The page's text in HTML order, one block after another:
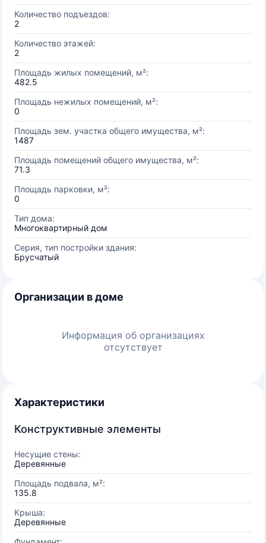
Количество подъездов:
2
Количество этажей:
2
Площадь жилых помещений, м²:
482.5
Площадь нежилых помещений, м²:
0
Площадь зем. участка общего имущества, м²:
1487
Площадь помещений общего имущества, м²:
71.3
Площадь парковки, м²:
0
Тип дома:
Многоквартирный дом
Серия, тип постройки здания:
Брусчатый
Организации в доме
Информация об организациях
отсутствует
Характеристики
Конструктивные элементы
Несущие стены:
Деревянные
Площадь подвала, м²:
135.8
Крыша:
Деревянные